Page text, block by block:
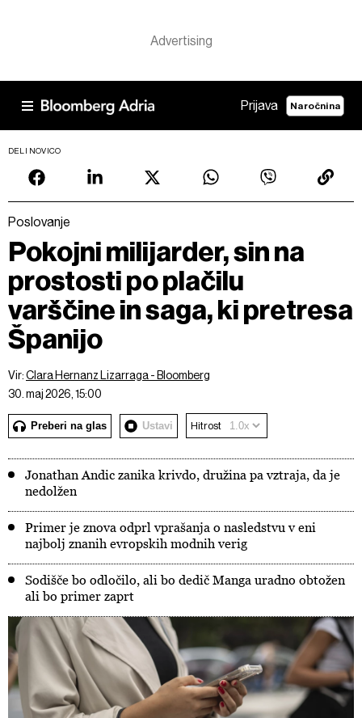
Prijava Naročnina
DELI NOVICO
Poslovanje
Pokojni milijarder, sin na
prostosti po plačilu
varščine in saga, ki pretresa
Španijo
Vir:Clara Hernanz Lizarraga - Bloomberg
30. maj 2026, 15:00
Preberi na glas Ustavi Hitrost
Jonathan Andic zanika krivdo, družina pa vztraja, da je
nedolžen
Primer je znova odprl vprašanja o nasledstvu v eni
najbolj znanih evropskih modnih verig
Sodišče bo odločilo, ali bo dedič Manga uradno obtožen
ali bo primer zaprt